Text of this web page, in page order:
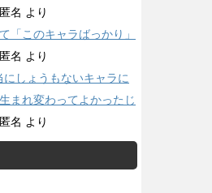
匿名 より
「このキャラばっかり」
匿名 より
にしょうもないキャラに
まれ変わってよかったじ
匿名 より